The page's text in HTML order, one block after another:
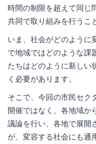
時間の制限を超えて同じ
共同で取り組みを行うこ
いま、社会がどのように
で地域ではどのような課
たちはどのように新しい
く必要があります。
そこで、今回の市民セク
開催ではなく、各地域か
議論を行い、各地で展開
が、変容する社会にも通